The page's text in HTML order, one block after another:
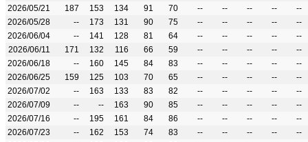
2026/05/21
187 153 134 91 70 -- -- -- --
--
2026/05/28
-- 173 131 90 75 -- -- -- --
--
2026/06/04
-- 141 128 81 64 -- -- -- --
--
2026/06/11
171 132 116 66 59 -- -- -- --
--
2026/06/18
-- 160 145 84 83 -- -- -- --
--
2026/06/25
159 125 103 70 65 -- -- -- --
--
2026/07/02
-- 163 133 83 82 -- -- -- --
--
2026/07/09
-- -- 163 90 85 -- -- -- --
--
2026/07/16
-- 195 161 84 86 -- -- -- --
--
2026/07/23
-- 162 153 74 83 -- -- -- --
--